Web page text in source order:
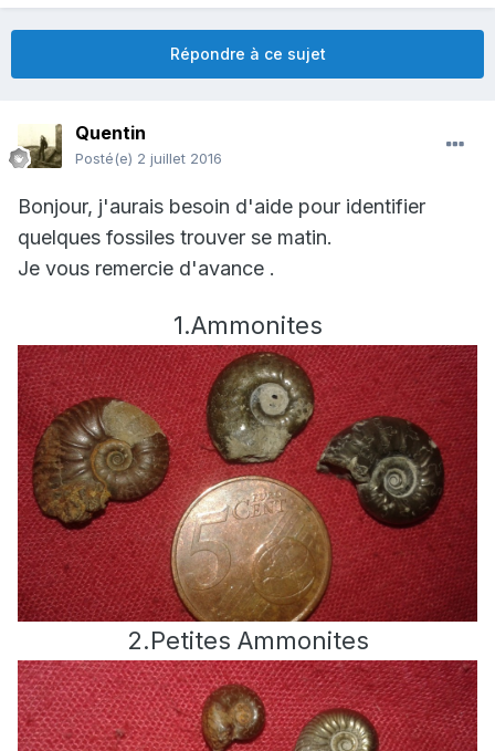
Répondre à ce sujet
Quentin
Posté(e) 2 juillet 2016
Bonjour, j'aurais besoin d'aide pour identifier
quelques fossiles trouver se matin.
Je vous remercie d'avance .
1.Ammonites
2.Petites Ammonites